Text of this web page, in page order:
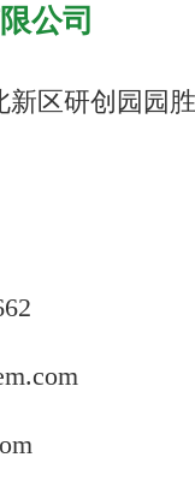
公司
区研创园园